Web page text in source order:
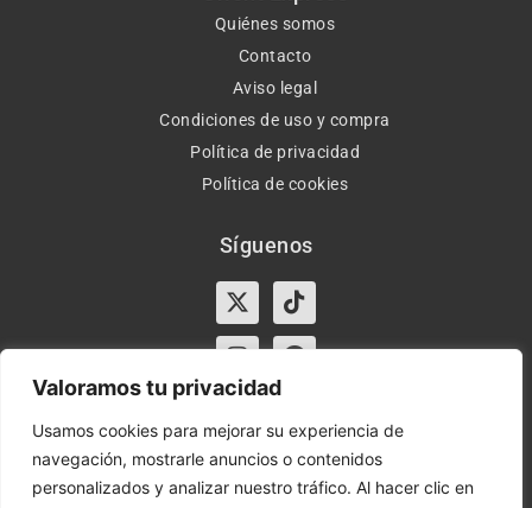
Valoramos tu privacidad
Usamos cookies para mejorar su experiencia de
navegación, mostrarle anuncios o contenidos
personalizados y analizar nuestro tráfico. Al hacer clic en
Quiénes somos
Contacto
Aviso legal
Condiciones de uso y compra
Política de privacidad
Política de cookies
Síguenos
X-
twitter
Tiktok
InstagramFacebook
Horario:
Lun-Vie de 10:00-13:30 y 17:00-20:00 – Sáb de
10:00-13:30